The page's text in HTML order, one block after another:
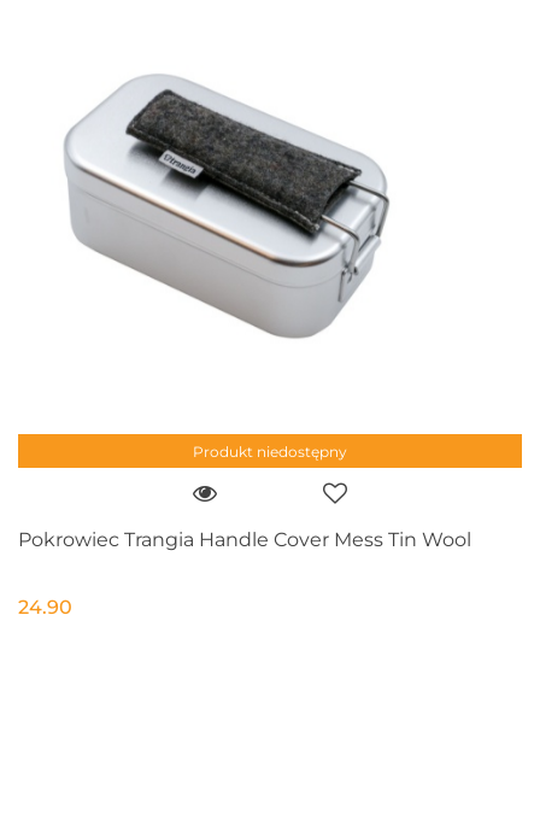
Produkt niedostępny
Pokrowiec Trangia Handle Cover Mess Tin Wool
24.90